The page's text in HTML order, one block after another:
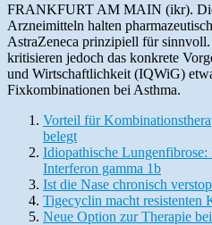
FRANKFURT AM MAIN (ikr).
Arzneimitteln halten
AstraZeneca prinzipiell für
kritisieren jedoch das konkrete
und Wirtschaftlichkeit (IQWiG)
Fixkombinationen bei Asthma.
Vorteil für
belegt
Idiopathische
Interferon gamma 1b
Ist die Nase chronisch
Tigecyclin macht resistenten
Neue Option zur Therapie